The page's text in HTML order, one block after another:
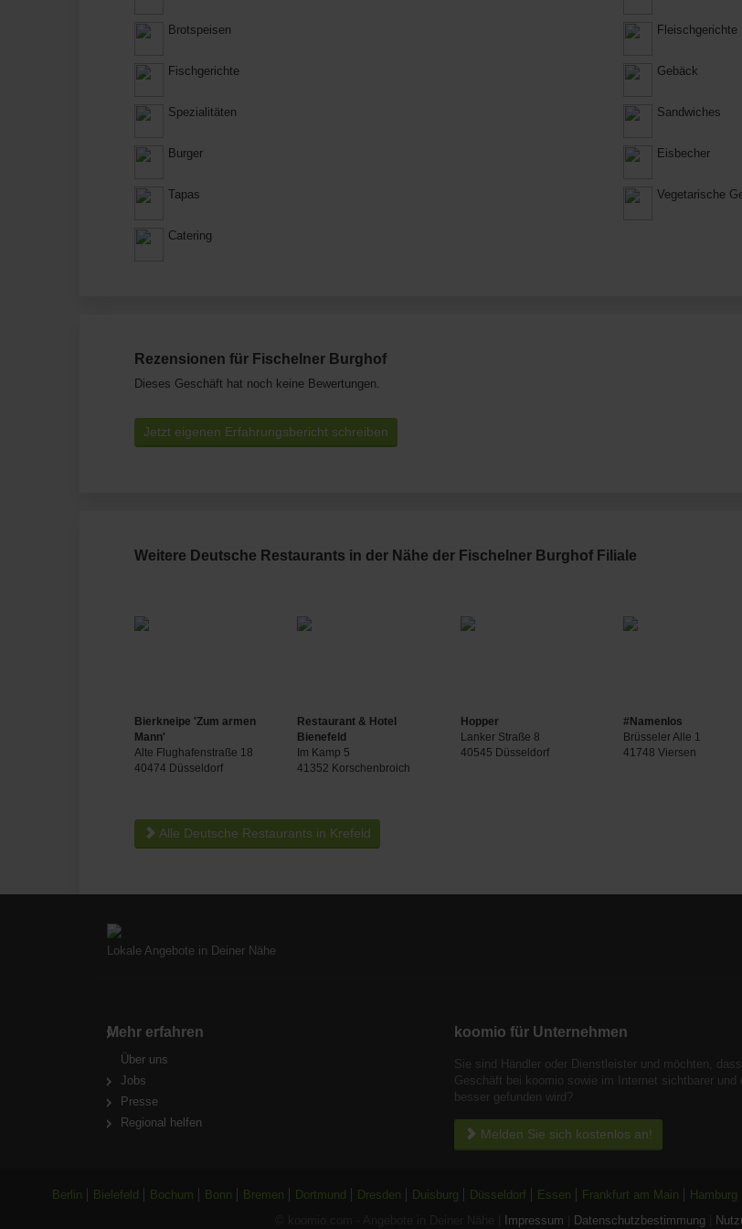
Brotspeisen Fleischgerichte
Fischgerichte Gebäck
Spezialitäten Sandwiches
Burger Eisbecher
Tapas Vegetarische
Catering
Rezensionen für Fischelner Burghof
Dieses Geschäft hat noch keine Bewertungen.
Jetzt eigenen Erfahrungsbericht schreiben
Weitere Deutsche Restaurants in der Nähe der Fischelner Burghof Filiale
Bierkneipe 'Zum armen
Mann'
Alte Flughafenstraße 18
40474 Düsseldorf
Restaurant & Hotel
Bienefeld
Im Kamp 5
41352 Korschenbroich
Hopper
Lanker Straße 8
40545 Düsseldorf
#Namenlos
Brüsseler Alle 1
41748 Viersen
Alle Deutsche Restaurants in Krefeld
Lokale Angebote in Deiner Nähe
Mehr erfahren
Über uns
Jobs
Presse
Regional helfen
koomio für Unternehmen
Sie sind Händler oder Dienstleister und möchten,
Geschäft bei koomio sowie im Internet sichtbarer und
besser gefunden wird?
Melden Sie sich kostenlos an!
Berlin Bielefeld Bochum Bonn Bremen Dortmund Dresden Duisburg Düsseldorf Essen Frankfurt am Main Hamburg
Impressum Datenschutzbestimmung